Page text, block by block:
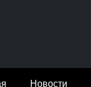
Новости